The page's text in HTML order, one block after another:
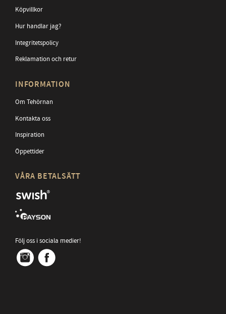
Köpvillkor
Hur handlar jag?
Integritetspolicy
Reklamation och retur
INFORMATION
Om Tehörnan
Kontakta oss
Inspiration
Öppettider
VÅRA BETALSÄTT
Följ oss i sociala medier!